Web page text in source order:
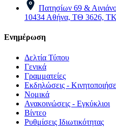
Πατησίων 69 &
10434 Αθήνα, ΤΘ 3626,
Ενημέρωση
Δελτία Τύπου
Γενικά
Γραμματείες
Εκδηλώσεις -
Νομικά
Ανακοινώσεις - Εγκύκλιοι
Βίντεο
Ρυθμίσεις Ιδιωτικότητας